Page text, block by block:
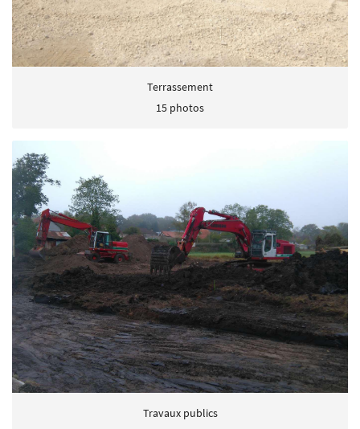
Terrassement
15 photos
Travaux publics